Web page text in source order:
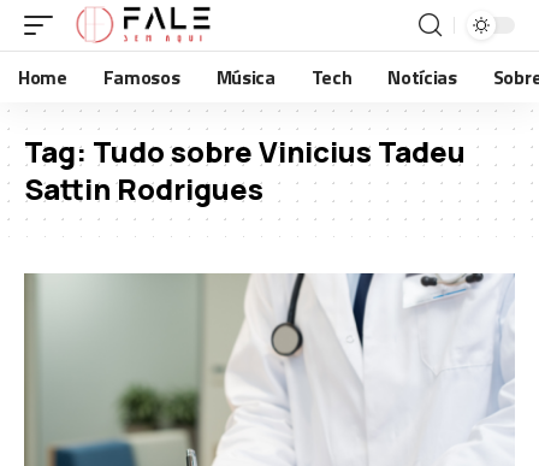
Home Famosos Música Tech Notícias
Tag: Tudo sobre Vinicius Tadeu
Sattin Rodrigues